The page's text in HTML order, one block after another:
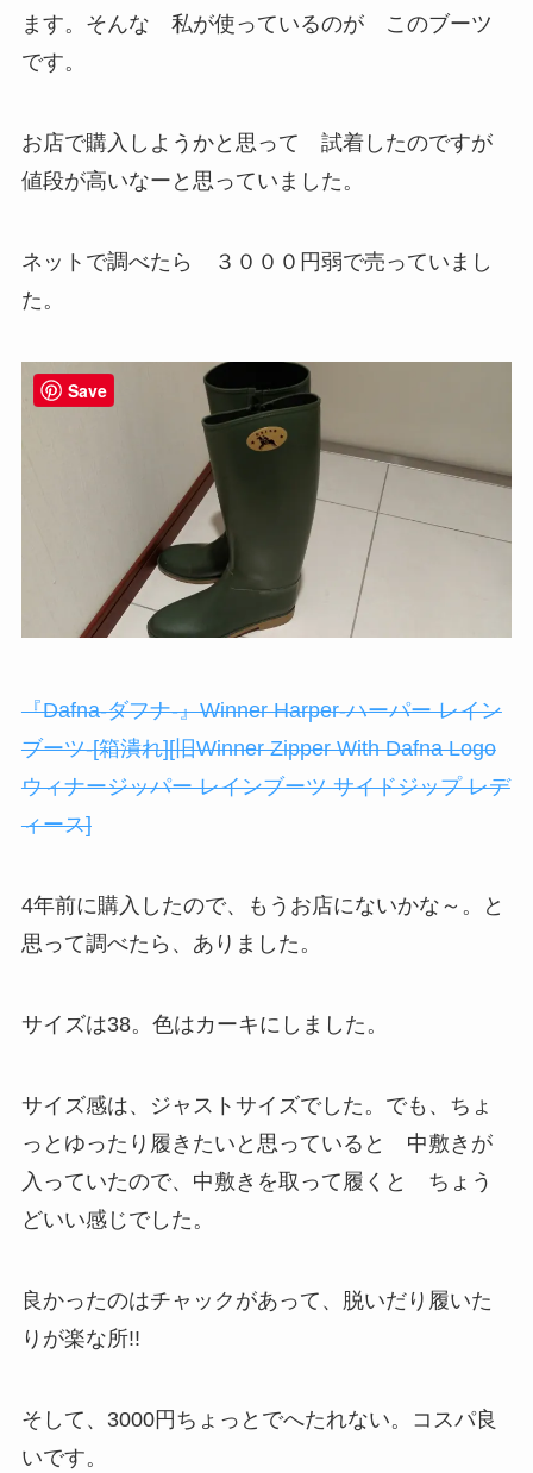
ます。そんな 私が使っているのが このブーツ
です。
お店で購入しようかと思って 試着したのですが
値段が高いなーと思っていました。
ネットで調べたら ３０００円弱で売っていまし
た。
『Dafna-ダフナ-』Winner Harper-ハーパー レイン
ブーツ-[箱潰れ][旧Winner Zipper With Dafna Logo
ウィナージッパー レインブーツ サイドジップ レデ
ィース]
4年前に購入したので、もうお店にないかな～。と
思って調べたら、ありました。
サイズは38。色はカーキにしました。
サイズ感は、ジャストサイズでした。でも、ちょ
っとゆったり履きたいと思っていると 中敷きが
入っていたので、中敷きを取って履くと ちょう
どいい感じでした。
良かったのはチャックがあって、脱いだり履いた
りが楽な所!!
そして、3000円ちょっとでへたれない。コスパ良
いです。
Save